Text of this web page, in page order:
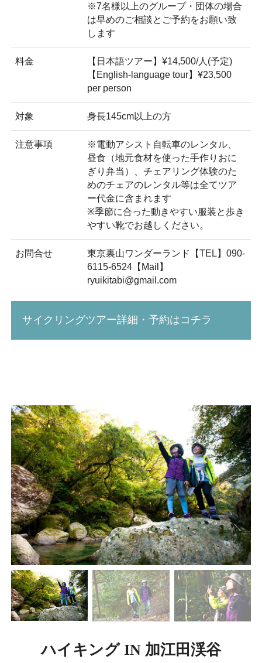
※7名様以上のグループ・団体の場合
は早めのご相談とご予約をお願い致
します
料金
【日本語ツアー】¥14,500/人(予定)
【English-language tour】¥23,500
per person
対象 身長145cm以上の方
注意事項
※電動アシスト自転車のレンタル、
昼食（地元食材を使った手作りおに
ぎり弁当）、チェアリング体験のた
めのチェアのレンタル等は全てツア
ー代金に含まれます
※季節に合った動きやすい服装と歩き
やすい靴でお越しください。
お問合せ
東京裏山ワンダーランド【TEL】090-
6115-6524【Mail】
ryuikitabi@gmail.com
サイクリングツアー詳細・予約はコチラ
ハイキング IN 加江田渓谷